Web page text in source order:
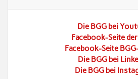
Die BGG bei
Facebook-Seite
Facebook-Seite
Die BGG bei
Die BGG bei